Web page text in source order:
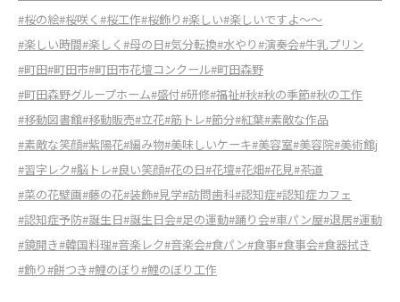
#桜の絵#桜咲く #桜工作#桜飾り#楽しい#楽しいですよ～～
#楽しい時間#楽しく #母の日#気分転換#水やり#演奏会#牛乳プリン
#町田#町田市#町田市花壇コンクール#町田森野
#町田森野グループホーム#盛付#研修#福祉#秋#秋の季節#秋の工作
#移動図書館#移動販売#立花#筋トレ#節分#紅葉#素敵な作品
#素敵な笑顔#紫陽花#編み物#美味しいケーキ#美容室#美容院#美術館j
#習字レク#脳トレ#良い笑顔#花の日#花壇#花畑#花見#茶道
#菜の花壁画#藤の花#装飾#見学#訪問歯科#認知症#認知症カフェ
#認知症予防#誕生日#誕生日会#足の運動#踊り会#車パン屋#退居#運動
#鏡開き#韓国料理#音楽レク#音楽会#食パン#食事#食事会#食器拭き
#飾り#餅つき#鯉のぼり#鯉のぼり工作